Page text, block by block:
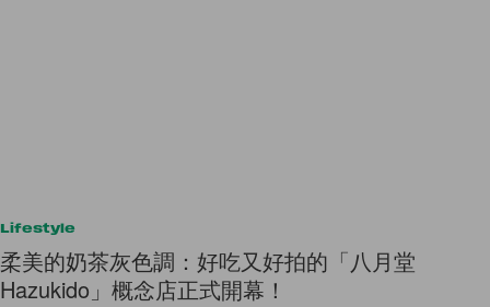
Lifestyle
柔美的奶茶灰色調：好吃又好拍的「八月堂
Hazukido」概念店正式開幕！